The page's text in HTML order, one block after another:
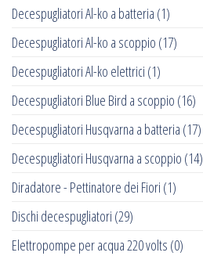
Decespugliatori Al-ko a batteria (1)
Decespugliatori Al-ko a scoppio (17)
Decespugliatori Al-ko elettrici (1)
Decespugliatori Blue Bird a scoppio (16)
Decespugliatori Husqvarna a batteria (17)
Decespugliatori Husqvarna a scoppio (14)
Diradatore - Pettinatore dei Fiori (1)
Dischi decespugliatori (29)
Elettropompe per acqua 220 volts (0)